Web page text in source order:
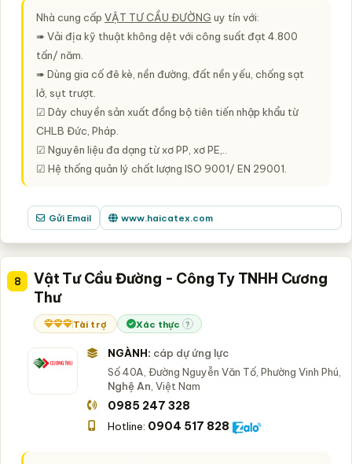
Nhà cung cấp VẬT TƯ CẦU ĐƯỜNG uy tín với:
➠ Vải địa kỹ thuật không dệt với công suất đạt 4.800
tấn/ năm.
➠ Dùng gia cố đê kè, nền đường, đất nền yếu, chống sạt
lở, sụt trượt.
☑ Dây chuyền sản xuất đồng bộ tiên tiến nhập khẩu từ
CHLB Đức, Pháp.
☑ Nguyên liệu đa dạng từ xơ PP, xơ PE,..
☑ Hệ thống quản lý chất lượng ISO 9001/ EN 29001.
Gửi Email www.haicatex.com
8
Vật Tư Cầu Đường - Công Ty TNHH Cương
Thư
Tài trợ Xác thực ?
NGÀNH: cáp dự ứng lực
Số 40A, Đường Nguyễn Văn Tố, Phường Vinh Phú,
Nghệ An , Việt Nam
0985 247 328
Hotline: 0904 517 828